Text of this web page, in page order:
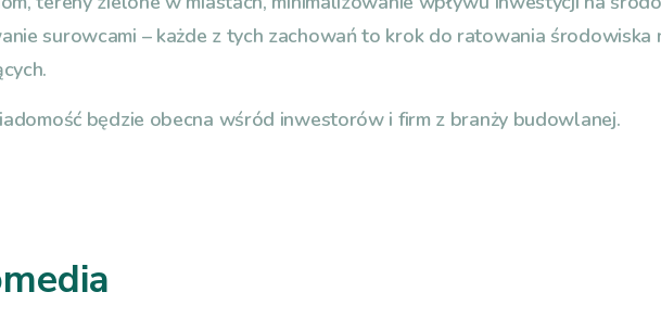
surowcami – każde z tych zachowań to krok do ratowania środowiska
będzie obecna wśród inwestorów i firm z branży budowlanej.